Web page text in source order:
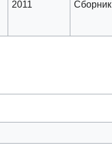
2011
Сборник